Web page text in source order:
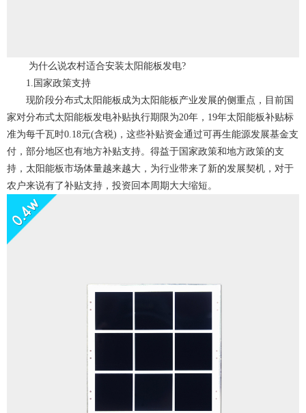
为什么说农村适合安装太阳能板发电?
1.国家政策支持
现阶段分布式太阳能板成为太阳能板产业发展的侧重点，目前国
家对分布式太阳能板发电补贴执行期限为20年，19年太阳能板补贴标
准为每千瓦时0.18元(含税)，这些补贴资金通过可再生能源发展基金支
付，部分地区也有地方补贴支持。得益于国家政策和地方政策的支
持，太阳能板市场体量越来越大，为行业带来了新的发展契机，对于
农户来说有了补贴支持，投资回本周期大大缩短。